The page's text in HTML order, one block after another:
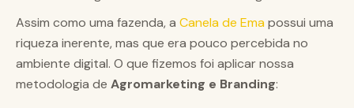
Assim como uma fazenda, a Canela de Ema possui uma
riqueza inerente, mas que era pouco percebida no
ambiente digital. O que fizemos foi aplicar nossa
metodologia de Agromarketing e Branding: